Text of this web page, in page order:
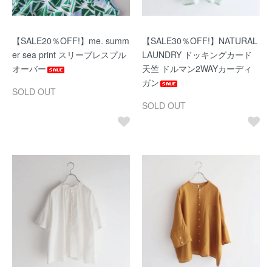
【SALE20％OFF!】me. summ
er sea print スリーブレスプル
オーバー
SOLD OUT
【SALE30％OFF!】NATURAL
LAUNDRY ドッキングカード
天竺 ドルマン2WAYカーディ
ガン
SOLD OUT